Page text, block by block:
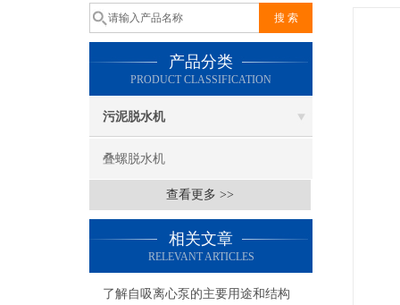
产品分类
PRODUCT CLASSIFICATION
污泥脱水机
叠螺脱水机
查看更多 >>
相关文章
RELEVANT ARTICLES
了解自吸离心泵的主要用途和结构